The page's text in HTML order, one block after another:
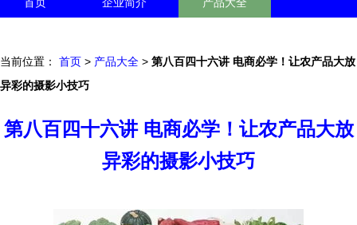
当前位置： 首页 > 产品大全 > 第八百四十六讲 电商必学！让农产品大放
异彩的摄影小技巧
第八百四十六讲 电商必学！让农产品大放
异彩的摄影小技巧